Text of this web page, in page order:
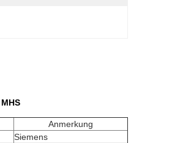
Anmerkung
Siemens